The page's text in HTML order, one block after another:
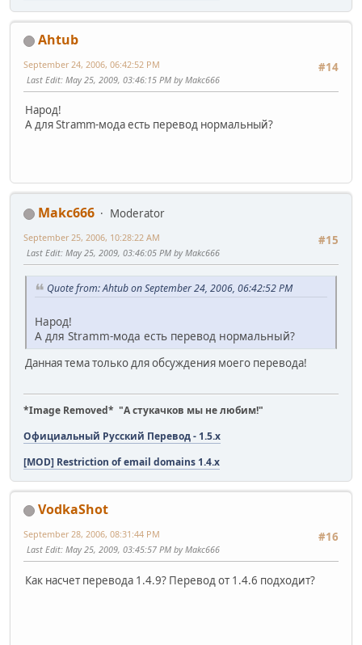
Ahtub
#14
September 24, 2006, 06:42:52 PM
Last Edit: May 25, 2009, 03:46:15 PM by Makc666
Народ!
А для Stramm-мода есть перевод нормальный?
Makc666
Moderator
#15
September 25, 2006, 10:28:22 AM
Last Edit: May 25, 2009, 03:46:05 PM by Makc666
Quote from: Ahtub on September 24, 2006, 06:42:52 PM
Народ!
А для Stramm-мода есть перевод нормальный?
Данная тема только для обсуждения моего перевода!
*Image Removed* "А стукачков мы не любим!"
Официальный Русский Перевод - 1.5.x
[MOD] Restriction of email domains 1.4.x
VodkaShot
#16
September 28, 2006, 08:31:44 PM
Last Edit: May 25, 2009, 03:45:57 PM by Makc666
Как насчет перевода 1.4.9? Перевод от 1.4.6 подходит?